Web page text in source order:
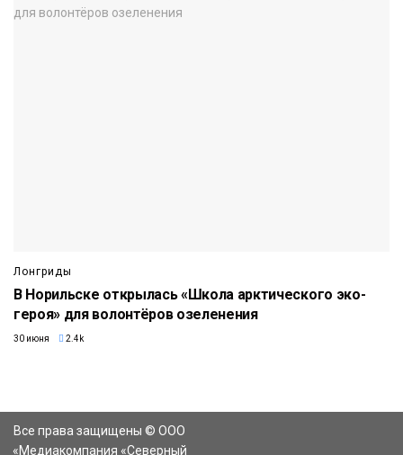
Лонгриды
В Норильске открылась «Школа арктического эко-
героя» для волонтёров озеленения
30 июня 2.4k
Все права защищены © ООО
«Медиакомпания «Северный